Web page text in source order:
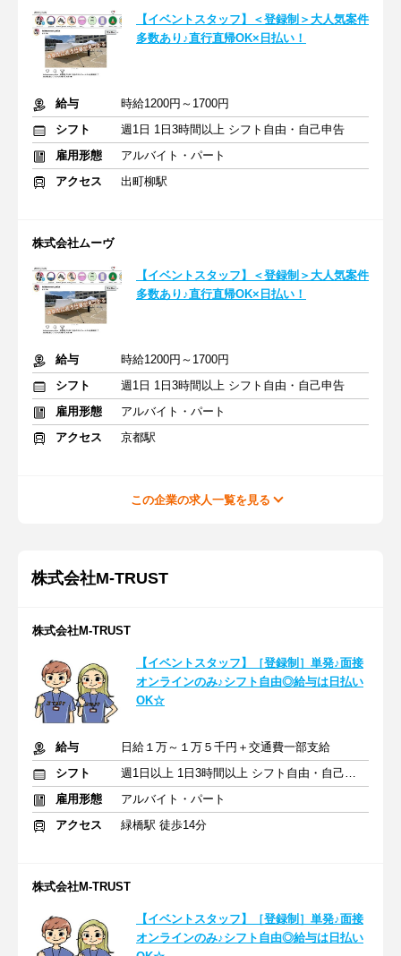
【イベントスタッフ】＜登録制＞大人気案件
多数あり♪直行直帰OK×日払い！
給与
時給1200円～1700円
シフト
週1日 1日3時間以上 シフト自由・自己申告
雇用形態
アルバイト・パート
アクセス
出町柳駅
株式会社ムーヴ
【イベントスタッフ】＜登録制＞大人気案件
多数あり♪直行直帰OK×日払い！
給与
時給1200円～1700円
シフト
週1日 1日3時間以上 シフト自由・自己申告
雇用形態
アルバイト・パート
アクセス
京都駅
この企業の求人一覧を見る
株式会社M-TRUST
株式会社M‐TRUST
【イベントスタッフ】［登録制］単発♪面接
オンラインのみ♪シフト自由◎給与は日払い
OK☆
給与
日給１万～１万５千円＋交通費一部支給
シフト
週1日以上 1日3時間以上 シフト自由・自己申告
雇用形態
アルバイト・パート
アクセス
緑橋駅 徒歩14分
株式会社M-TRUST
【イベントスタッフ】［登録制］単発♪面接
オンラインのみ♪シフト自由◎給与は日払い